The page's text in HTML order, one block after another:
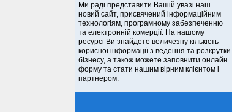
Ми раді представити Вашій увазі наш
новий сайт, присвячений інформаційним
технологіям, програмному забезпеченню
та електронній комерції. На нашому
ресурсі Ви знайдете величезну кількість
корисної інформації з ведення та розкрутки
бізнесу, а також можете заповнити онлайн
форму та стати нашим вірним клієнтом і
партнером.